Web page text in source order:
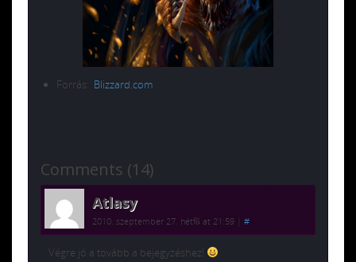
Forrás: Blizzard.com
Comments (14)
Atlasy
2010. szeptember 27. hétfő at 21:59 #
Végre jó a tovább a bejegyzéshez!